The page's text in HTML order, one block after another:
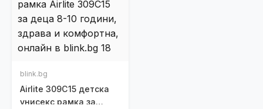
blink.bg
Airlite 309C15 детска
унисекс рамка за